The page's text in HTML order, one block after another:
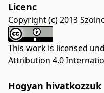
Licenc
Copyright (c) 2013
This work is licensed
Attribution 4.0
Hogyan hivatkozzuk